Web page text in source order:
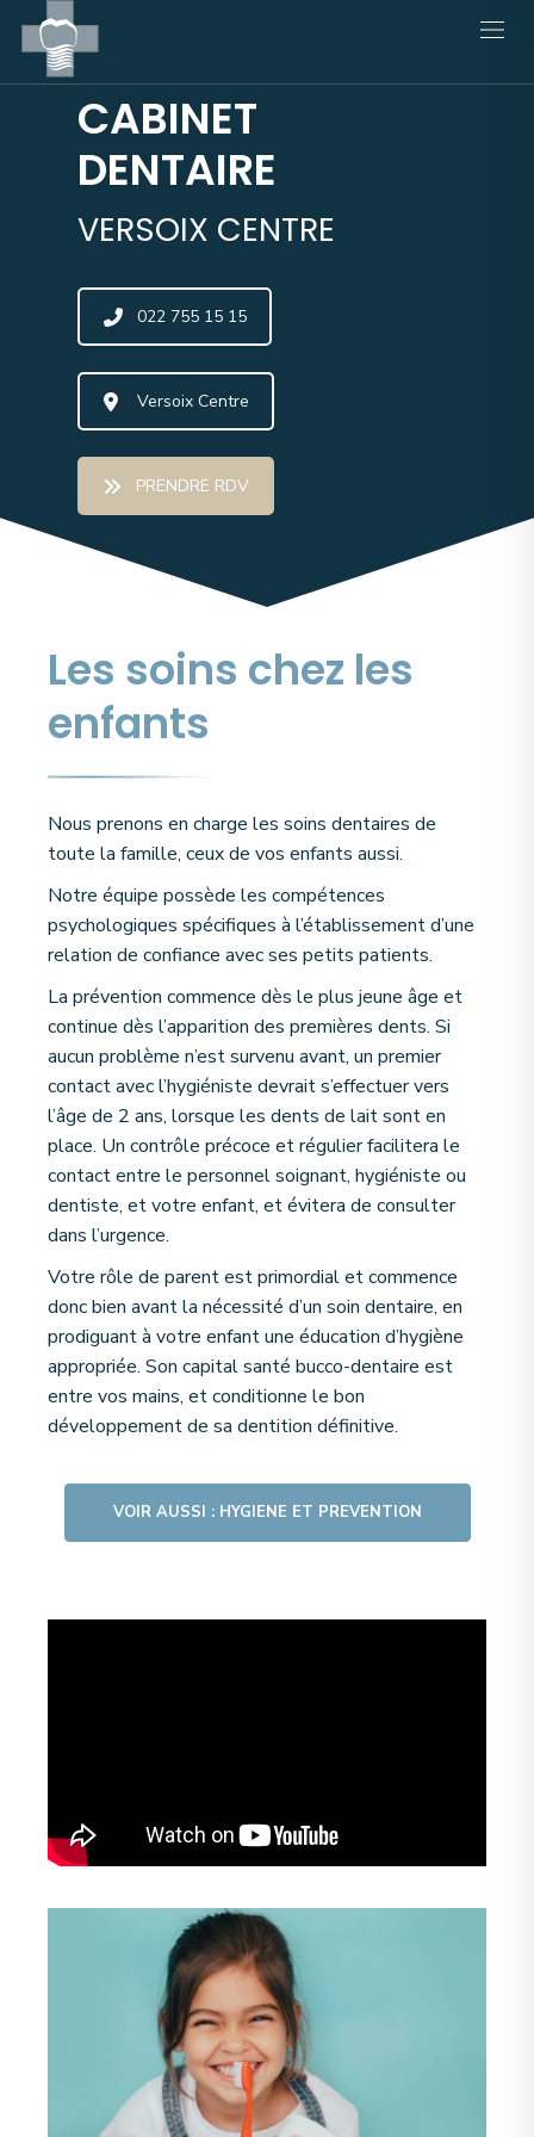
CABINET
DENTAIRE
VERSOIX CENTRE
022 755 15 15
Versoix Centre
PRENDRE RDV
Les soins chez les
enfants
Nous prenons en charge les soins dentaires de
toute la famille, ceux de vos enfants aussi.
Notre équipe possède les compétences
psychologiques spécifiques à l’établissement d’une
relation de confiance avec ses petits patients.
La prévention commence dès le plus jeune âge et
continue dès l’apparition des premières dents. Si
aucun problème n’est survenu avant, un premier
contact avec l’hygiéniste devrait s’effectuer vers
l’âge de 2 ans, lorsque les dents de lait sont en
place. Un contrôle précoce et régulier facilitera le
contact entre le personnel soignant, hygiéniste ou
dentiste, et votre enfant, et évitera de consulter
dans l’urgence.
Votre rôle de parent est primordial et commence
donc bien avant la nécessité d’un soin dentaire, en
prodiguant à votre enfant une éducation d’hygiène
appropriée. Son capital santé bucco-dentaire est
entre vos mains, et conditionne le bon
développement de sa dentition définitive.
VOIR AUSSI : HYGIENE ET PREVENTION